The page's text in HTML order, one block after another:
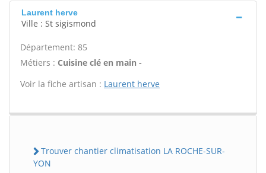
Laurent herve
Ville : St sigismond
Département: 85
Métiers : Cuisine clé en main -
Voir la fiche artisan : Laurent herve
Trouver chantier climatisation LA ROCHE-SUR-
YON